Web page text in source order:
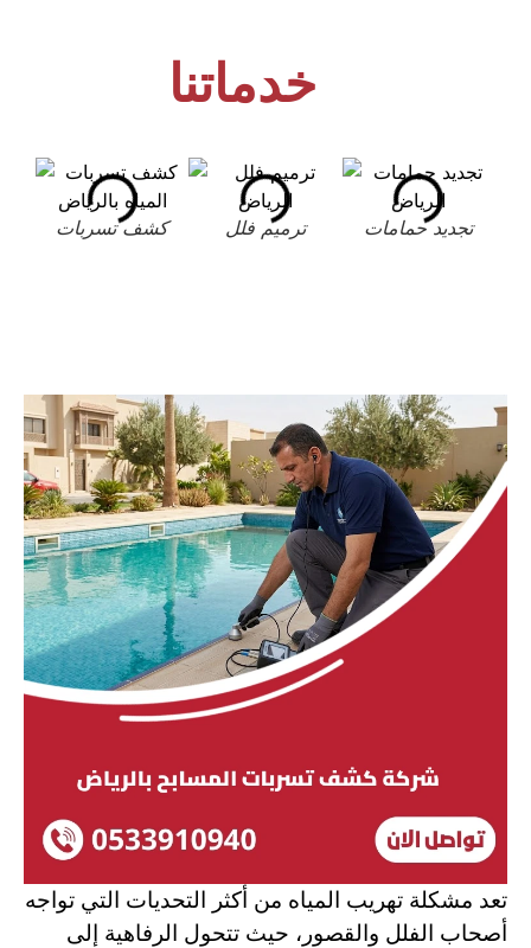
خدماتنا
كشف تسربات ترميم فلل تجديد حمامات
تعد مشكلة تهريب المياه من أكثر التحديات التي تواجه
أصحاب الفلل والقصور، حيث تتحول الرفاهية إلى